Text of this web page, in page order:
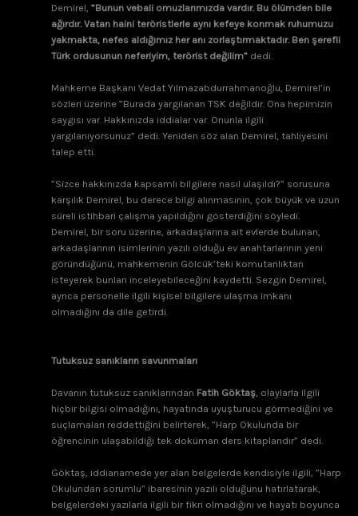
Demirel, ”Bunun vebali omuzlarımızda vardır. Bu ölümden bile
ağırdır. Vatan haini teröristlerle aynı kefeye konmak ruhumuzu
yakmakta, nefes aldığımız her anı zorlaştırmaktadır. Ben şerefli
Türk ordusunun neferiyim, terörist değilim” dedi.
Mahkeme Başkanı Vedat Yılmazabdurrahmanoğlu, Demirel’in
sözleri üzerine ”Burada yargılanan TSK değildir. Ona hepimizin
saygısı var. Hakkınızda iddialar var. Onunla ilgili
yargılanıyorsunuz” dedi. Yeniden söz alan Demirel, tahliyesini
talep etti.
”Sizce hakkınızda kapsamlı bilgilere nasıl ulaşıldı?” sorusuna
karşılık Demirel, bu derece bilgi alınmasının, çok büyük ve uzun
süreli istihbari çalışma yapıldığını gösterdiğini söyledi.
Demirel, bir soru üzerine, arkadaşlarına ait evlerde bulunan,
arkadaşlarının isimlerinin yazılı olduğu ev anahtarlarının yeni
göründüğünü, mahkemenin Gölcük’teki komutanlıktan
isteyerek bunları inceleyebileceğini kaydetti. Sezgin Demirel,
ayrıca personelle ilgili kişisel bilgilere ulaşma imkanı
olmadığını da dile getirdi.
Tutuksuz sanıkların savunmaları
Davanın tutuksuz sanıklarından Fatih Göktaş , olaylarla ilgili
hiçbir bilgisi olmadığını, hayatında uyuşturucu görmediğini ve
suçlamaları reddettiğini belirterek, ”Harp Okulunda bir
öğrencinin ulaşabildiği tek doküman ders kitaplarıdır” dedi.
Göktaş, iddianamede yer alan belgelerde kendisiyle ilgili, ”Harp
Okulundan sorumlu” ibaresinin yazılı olduğunu hatırlatarak,
belgelerdeki yazılarla ilgili bir fikri olmadığını ve hayatı boyunca